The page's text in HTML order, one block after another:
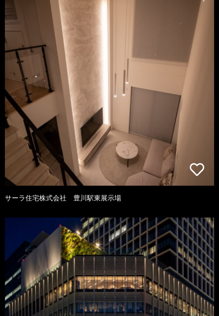
サーラ住宅株式会社 豊川駅東展示場